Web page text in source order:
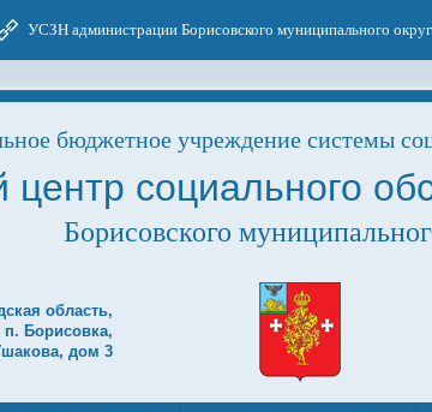
УСЗН администрации Борисовского муниципального
бюджетное учреждение системы
социального
Борисовского
область,
Борисовка,
дом 3